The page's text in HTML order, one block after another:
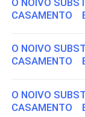
CASAMENTO
O NOIVO
CASAMENTO
O NOIVO
CASAMENTO